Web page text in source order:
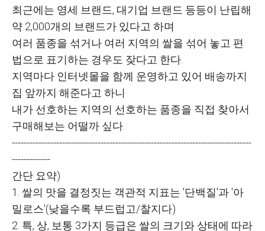
최근에는 영세 브랜드, 대기업 브랜드 등등이 난립해
약 2,000개의 브랜드가 있다고 하며
여러 품종을 섞거나 여러 지역의 쌀을 섞어 놓고 편
법으로 표기하는 경우도 잦다고 한다.
지역마다 인터넷몰을 함께 운영하고 있어 배송까지
집 앞까지 해준다고 하니
내가 선호하는 지역의 선호하는 품종을 직접 찾아서
구매해보는 어떨까 싶다.
---------------------------------------------------------------------------------
-------------
간단 요약)
1. 쌀의 맛을 결정짓는 객관적 지표는 '단백질'과 '아
밀로스'(낮을수록 부드럽고/찰지다)
2. 특, 상, 보통 3가지 등급은 쌀의 크기와 상태에 따라